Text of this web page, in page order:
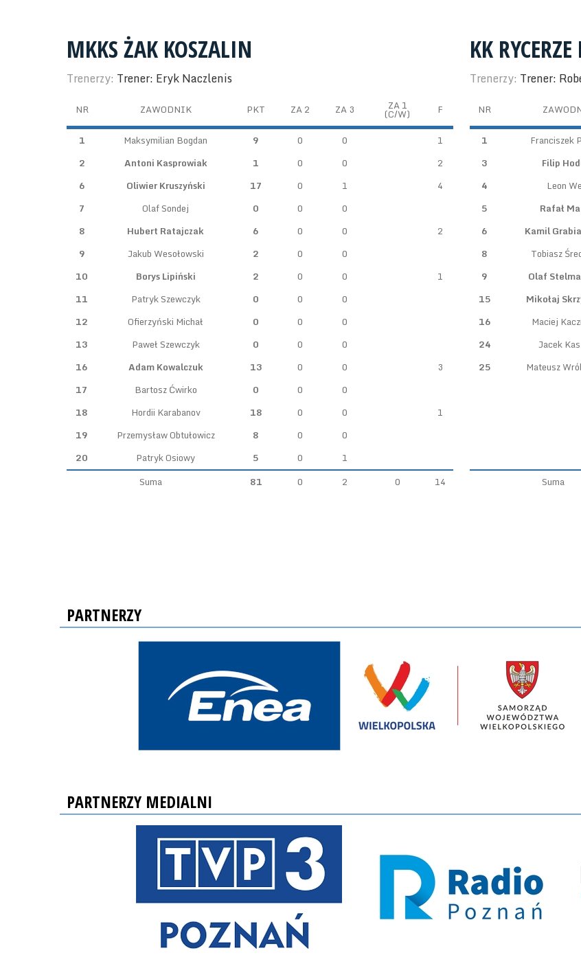
MKKS ŻAK KOSZALIN
Trenerzy: Trener: Eryk Naczlenis
NR ZAWODNIK PKT ZA 2 ZA 3 ZA 1
(C/W) F
1 Maksymilian Bogdan 9 0 0
1
2
Antoni Kasprowiak 1 0 0
2
6
Oliwier Kruszyński 17 0 1
4
7
Olaf Sondej 0 0
0
8
Hubert Ratajczak 6 0 0
2
9
Jakub Wesołowski 2 0
0
10
Borys Lipiński 2 0 0
1
11
Patryk Szewczyk 0 0
0
12
Ofierzyński Michał 0 0
0
13
Paweł Szewczyk 0 0
0
16
Adam Kowalczuk 13 0 0
3
17
Bartosz Ćwirko 0 0
0
18
Hordii Karabanov 18 0 0
1
19
Przemysław Obtułowicz 8 0
0
20
Patryk Osiowy 5 0
1
Suma
81 0 2 0 14
KK
Trenerzy: Trener:
NR
1 Franciszek
3
Filip
4
Leon
5
Rafał
6
Kamil
8
Tobiasz
9
Olaf
15
Mikołaj
16
Maciej
24
Jacek
25
Mateusz
Suma
PARTNERZY
PARTNERZY MEDIALNI